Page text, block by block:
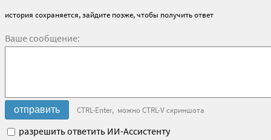
история сохраняется, зайдите позже, чтобы получить ответ
Ваше сообщение:
CTRL-Enter, можно CTRL-V скриншота
разрешить ответить ИИ-Ассистенту